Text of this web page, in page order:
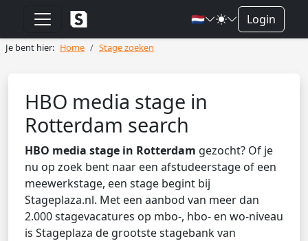
🇳🇱 Login
Je bent hier: Home Stage zoeken
HBO media stage in
Rotterdam search
HBO media stage in Rotterdam gezocht? Of je
nu op zoek bent naar een afstudeerstage of een
meewerkstage, een stage begint bij
Stageplaza.nl. Met een aanbod van meer dan
2.000 stagevacatures op mbo-, hbo- en wo-niveau
is Stageplaza de grootste stagebank van